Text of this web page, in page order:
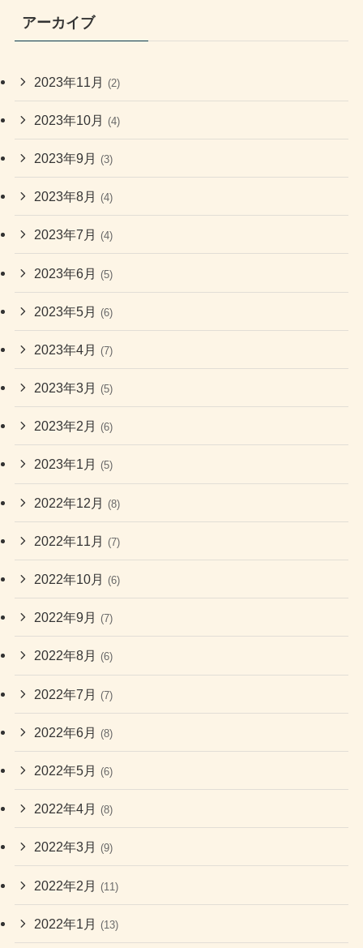
アーカイブ
2023年11月 (2)
2023年10月 (4)
2023年9月 (3)
2023年8月 (4)
2023年7月 (4)
2023年6月 (5)
2023年5月 (6)
2023年4月 (7)
2023年3月 (5)
2023年2月 (6)
2023年1月 (5)
2022年12月 (8)
2022年11月 (7)
2022年10月 (6)
2022年9月 (7)
2022年8月 (6)
2022年7月 (7)
2022年6月 (8)
2022年5月 (6)
2022年4月 (8)
2022年3月 (9)
2022年2月 (11)
2022年1月 (13)